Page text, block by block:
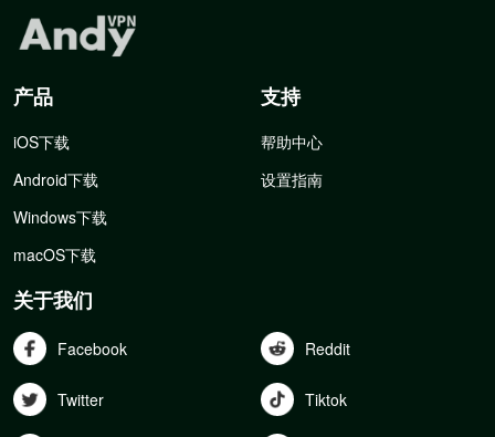
产品
iOS下载
Android下载
Windows下载
macOS下载
支持
帮助中心
设置指南
关于我们
Facebook Reddit
Twitter Tiktok